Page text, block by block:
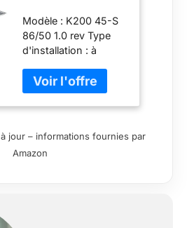
K200, réversible,
86 x 50 x 18 cm,
acier inoxydable
chromé,
31552SD1
(Import
Allemagne)
Modèle : K200 45-S
86/50 1.0 rev Type
d'installation : à
acier inoxydable AISI
304 (18/10) Épaisseur
du matériau : 0.6 mm
éclatant et durable -
Finition Satin -
jour – informations fournies par
Amazon